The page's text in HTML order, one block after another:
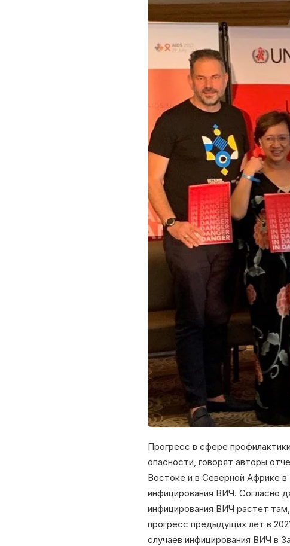
Прогресс в сфере
опасности, говорят авторы
Востоке и в Северной Африке в
инфицирования ВИЧ. Согласно
инфицирования ВИЧ растет
прогресс предыдущих лет в
случаев инфицирования ВИЧ в